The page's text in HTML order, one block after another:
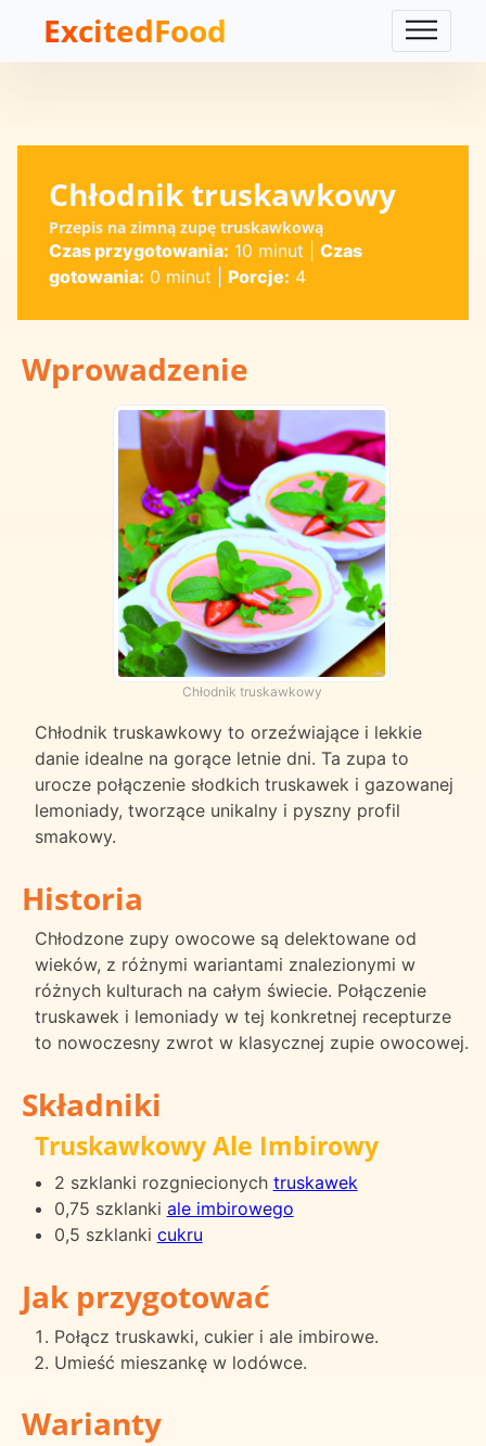
ExcitedFood
Chłodnik truskawkowy
Przepis na zimną zupę truskawkową
Czas przygotowania: 10 minut
Czas
gotowania: 0 minut Porcje: 4
Wprowadzenie
Chłodnik truskawkowy
Chłodnik truskawkowy to orzeźwiające i lekkie
danie idealne na gorące letnie dni. Ta zupa to
urocze połączenie słodkich truskawek i gazowanej
lemoniady, tworzące unikalny i pyszny profil
smakowy.
Historia
Chłodzone zupy owocowe są delektowane od
wieków, z różnymi wariantami znalezionymi w
różnych kulturach na całym świecie. Połączenie
truskawek i lemoniady w tej konkretnej recepturze
to nowoczesny zwrot w klasycznej zupie owocowej.
Składniki
Truskawkowy Ale Imbirowy
2 szklanki rozgniecionych truskawek
0,75 szklanki ale imbirowego
0,5 szklanki cukru
Jak przygotować
Połącz truskawki, cukier i ale imbirowe.
Umieść mieszankę w lodówce.
Warianty